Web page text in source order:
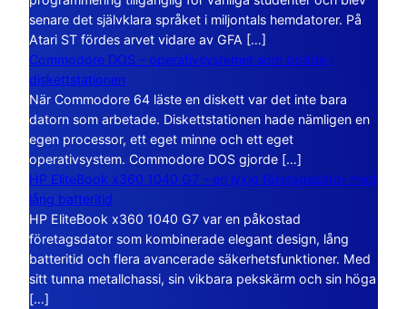
senare det självklara språket i miljontals hemdatorer. På
Atari ST fördes arvet vidare av GFA […]
Commodore DOS – operativsystemet som bodde i
diskettstationen
När Commodore 64 läste en diskett var det inte bara
datorn som arbetade. Diskettstationen hade nämligen en
egen processor, ett eget minne och ett eget
operativsystem. Commodore DOS gjorde […]
HP EliteBook x360 1040 G7 – en lyxig företagsdator med
lång batteritid
HP EliteBook x360 1040 G7 var en påkostad
företagsdator som kombinerade elegant design, lång
batteritid och flera avancerade säkerhetsfunktioner. Med
sitt tunna metallchassi, sin vikbara pekskärm och sin höga
[…]